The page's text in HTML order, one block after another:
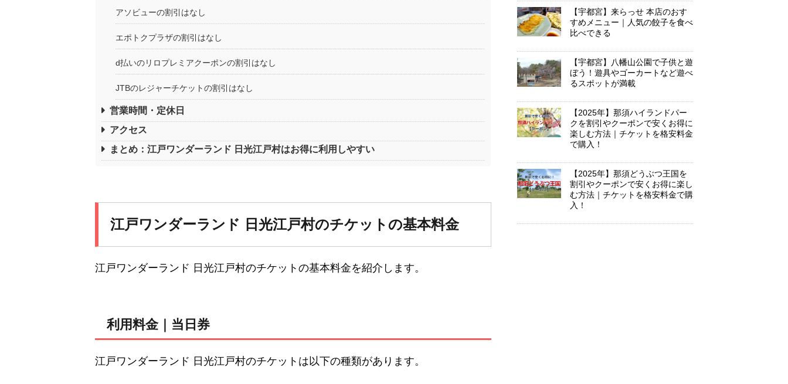
アソビューの割引はなし
エポトクプラザの割引はなし
d払いのリロプレミアクーポンの割引はなし
JTBのレジャーチケットの割引はなし
営業時間・定休日
アクセス
まとめ：江戸ワンダーランド 日光江戸村はお得に利用しやすい
江戸ワンダーランド 日光江戸村のチケットの基本料金
江戸ワンダーランド 日光江戸村のチケットの基本料金を紹介します。
利用料金｜当日券
江戸ワンダーランド 日光江戸村のチケットは以下の種類があります。
【宇都宮】来らっせ 本店のおす
すめメニュー｜人気の餃子を食べ
比べできる
【宇都宮】八幡山公園で子供と遊
ぼう！遊具やゴーカートなど遊べ
るスポットが満載
【2025年】那須ハイランドパー
クを割引やクーポンで安くお得に
楽しむ方法｜チケットを格安料金
で購入！
【2025年】那須どうぶつ王国を
割引やクーポンで安くお得に楽し
む方法｜チケットを格安料金で購
入！